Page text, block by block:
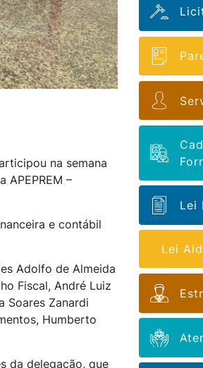
na semana
APEPREM –
e contábil
Adolfo de Almeida
Fiscal, André Luiz
Soares Zanardi
Humberto
da delegação, que
Lei
Lei